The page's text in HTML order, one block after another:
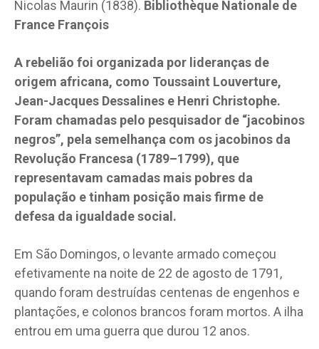
Nicolas Maurin (1838). Bibliothèque Nationale de
France François
A rebelião foi organizada por lideranças de
origem africana, como Toussaint Louverture,
Jean-Jacques Dessalines e Henri Christophe.
Foram chamadas pelo pesquisador de “jacobinos
negros”, pela semelhança com os jacobinos da
Revolução Francesa (1789–1799), que
representavam camadas mais pobres da
população e tinham posição mais firme de
defesa da igualdade social.
Em São Domingos, o levante armado começou
efetivamente na noite de 22 de agosto de 1791,
quando foram destruídas centenas de engenhos e
plantações, e colonos brancos foram mortos. A ilha
entrou em uma guerra que durou 12 anos.